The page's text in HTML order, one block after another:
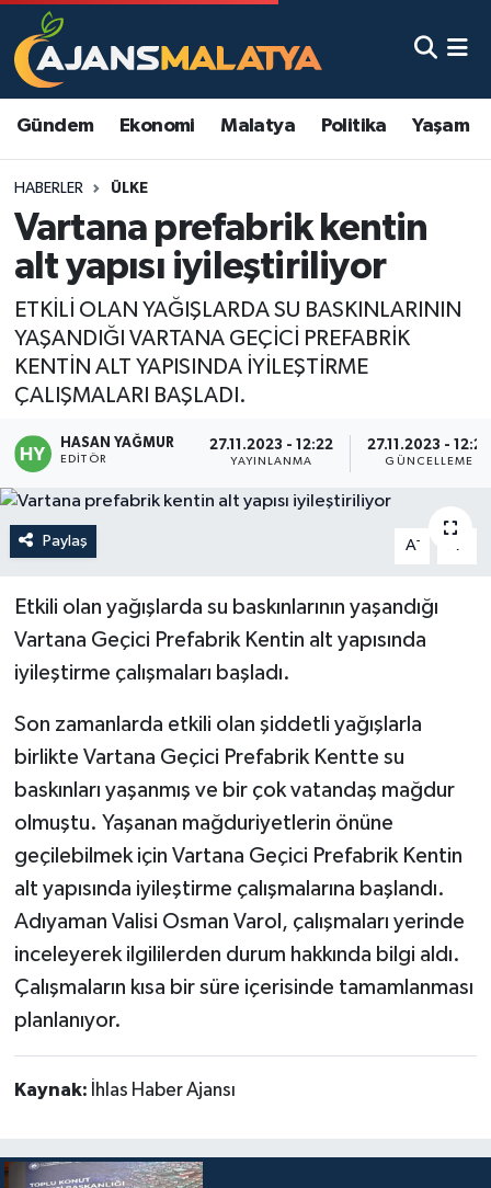
Gündem Ekonomi Malatya Politika Yaşam
HABERLER ÜLKE
Vartana prefabrik kentin
alt yapısı iyileştiriliyor
ETKİLİ OLAN YAĞIŞLARDA SU BASKINLARININ
YAŞANDIĞI VARTANA GEÇİCİ PREFABRİK
KENTİN ALT YAPISINDA İYİLEŞTİRME
ÇALIŞMALARI BAŞLADI.
HASAN YAĞMUR
EDITÖR
27.11.2023 - 12:22
YAYINLANMA
27.11.2023 - 12:25
GÜNCELLEME
Paylaş A- A
Etkili olan yağışlarda su baskınlarının yaşandığı
Vartana Geçici Prefabrik Kentin alt yapısında
iyileştirme çalışmaları başladı.
Son zamanlarda etkili olan şiddetli yağışlarla
birlikte Vartana Geçici Prefabrik Kentte su
baskınları yaşanmış ve bir çok vatandaş mağdur
olmuştu. Yaşanan mağduriyetlerin önüne
geçilebilmek için Vartana Geçici Prefabrik Kentin
alt yapısında iyileştirme çalışmalarına başlandı.
Adıyaman Valisi Osman Varol, çalışmaları yerinde
inceleyerek ilgililerden durum hakkında bilgi aldı.
Çalışmaların kısa bir süre içerisinde tamamlanması
planlanıyor.
Kaynak: İhlas Haber Ajansı
Asayiş
Eğitim
Gündem
Kadın
Politika
Spor
Yaşam
Malatya Nöbetçi Eczaneler
Malatya Namaz Vakitleri
Malatya Trafik Yoğunluk Haritası
TFF 3.Lig 2.Grup Puan Durumu ve Fikstür
Tüm Manşetler